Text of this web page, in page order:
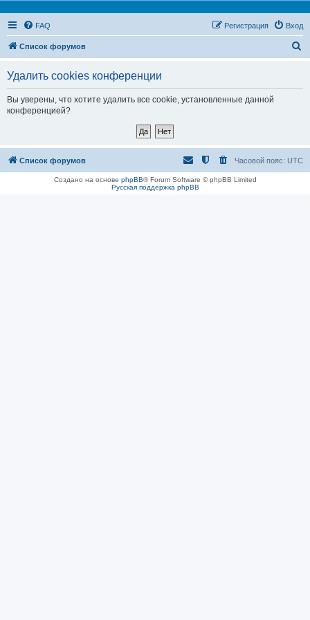
FAQ Вход
Регистрация
Список форумов
Удалить cookies конференции
Вы уверены, что хотите удалить все cookie, установленные данной
конференцией?
Список форумов Часовой пояс: UTC
Создано на основе phpBB® Forum Software © phpBB Limited
Русская поддержка phpBB